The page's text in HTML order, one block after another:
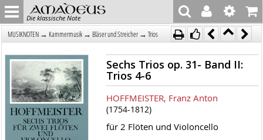
Die klassische Note
MUSIKNOTEN → Kammermusik → Bläser und Streicher → Trios
Sechs Trios op. 31- Band II:
Trios 4-6
HOFFMEISTER, Franz Anton
(1754-1812)
für 2 Flöten und Violoncello